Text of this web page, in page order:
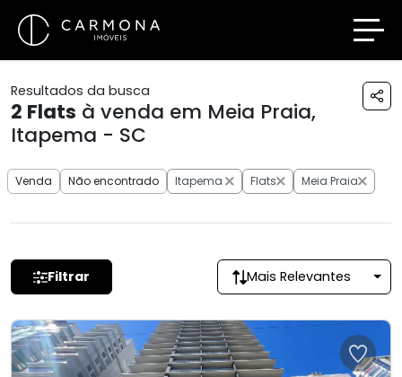
Resultados da busca
2 Flats à venda em Meia Praia,
Itapema - SC
Venda Não encontrado Itapema Flats Meia Praia
Filtrar Mais Relevantes